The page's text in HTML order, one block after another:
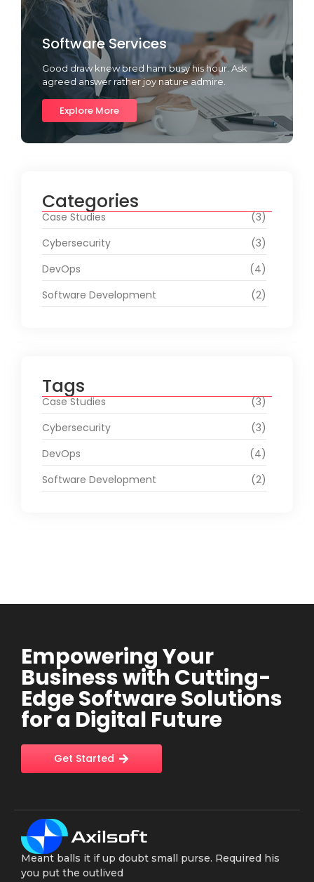
Software Services
Good draw knew bred ham busy his hour. Ask
agreed answer rather joy nature admire.
Explore More
Categories
Case Studies
(3)
Cybersecurity
(3)
DevOps
(4)
Software Development
(2)
Tags
Case Studies
(3)
Cybersecurity
(3)
DevOps
(4)
Software Development
(2)
Empowering Your
Business with Cutting-
Edge Software Solutions
for a Digital Future
Get Started
Meant balls it if up doubt small purse. Required his
you put the outlived